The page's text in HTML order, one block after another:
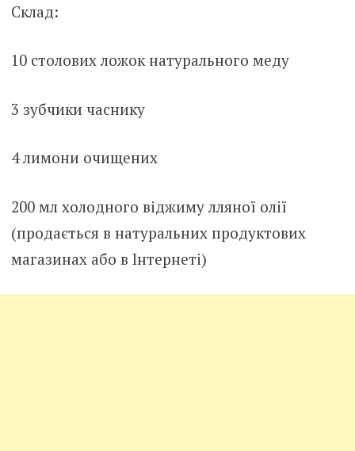
Склад:
10 столових ложок натурального меду
3 зубчики часнику
4 лимони очищених
200 мл холодного віджиму лляної олії
(продається в натуральних продуктових
магазинах або в Інтернеті)